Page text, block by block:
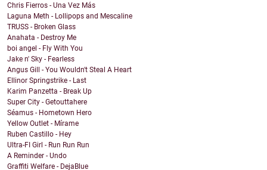
Chris Fierros - Una Vez Más
Laguna Meth - Lollipops and Mescaline
TRUSS - Broken Glass
Anahata - Destroy Me
boi angel - Fly With You
Jake n' Sky - Fearless
Angus Gill - You Wouldn't Steal A Heart
Ellinor Springstrike - Last
Karim Panzetta - Break Up
Super City - Getouttahere
Séamus - Hometown Hero
Yellow Outlet - Mírame
Ruben Castillo - Hey
Ultra-FI Girl - Run Run Run
A Reminder - Undo
Graffiti Welfare - DejaBlue